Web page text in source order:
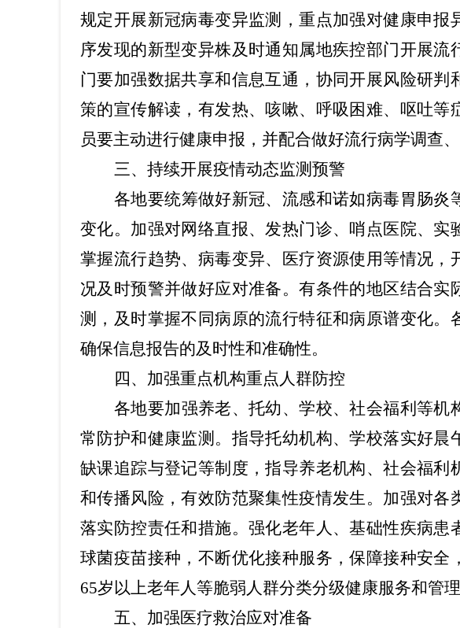
规定开展新冠病毒变异监测，重点加强对健康申报
序发现的新型变异株及时通知属地疾控部门开展
门要加强数据共享和信息互通，协同开展风险研
策的宣传解读，有发热、咳嗽、呼吸困难、呕吐等
员要主动进行健康申报，并配合做好流行病学调查
三、持续开展疫情动态监测预警
各地要统筹做好新冠、流感和诺如病毒胃肠炎
变化。加强对网络直报、发热门诊、哨点医院、实
掌握流行趋势、病毒变异、医疗资源使用等情况
况及时预警并做好应对准备。有条件的地区结合
测，及时掌握不同病原的流行特征和病原谱变化。
确保信息报告的及时性和准确性。
四、加强重点机构重点人群防控
各地要加强养老、托幼、学校、社会福利等机
常防护和健康监测。指导托幼机构、学校落实好晨
缺课追踪与登记等制度，指导养老机构、社会福利
和传播风险，有效防范聚集性疫情发生。加强对各
落实防控责任和措施。强化老年人、基础性疾病患
球菌疫苗接种，不断优化接种服务，保障接种安全
65岁以上老年人等脆弱人群分类分级健康服务和管
五、加强医疗救治应对准备